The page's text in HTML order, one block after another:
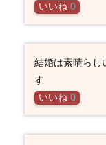
いいね 0
結婚は素晴らし
す
いいね 0